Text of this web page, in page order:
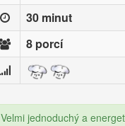
30 minut
8 porcí
Velmi jednoduchý a